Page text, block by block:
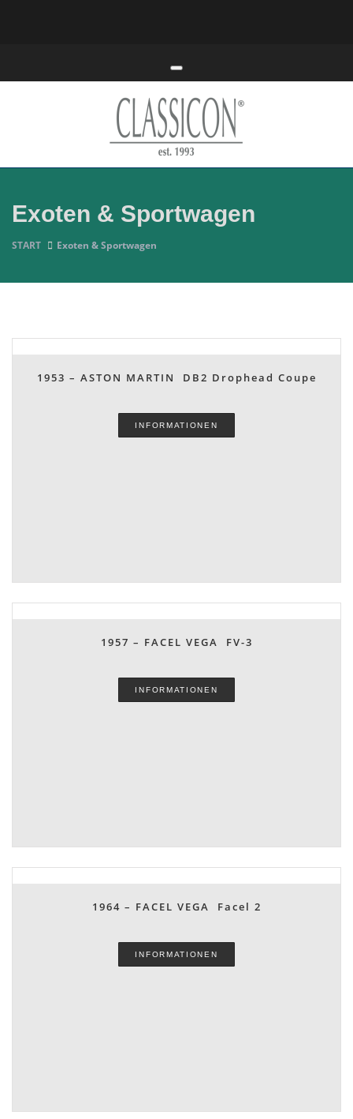
Toggle navigation
Exoten & Sportwagen
START Exoten & Sportwagen
1953 – ASTON MARTIN DB2 Drophead Coupe
INFORMATIONEN
1957 – FACEL VEGA FV-3
INFORMATIONEN
1964 – FACEL VEGA Facel 2
INFORMATIONEN